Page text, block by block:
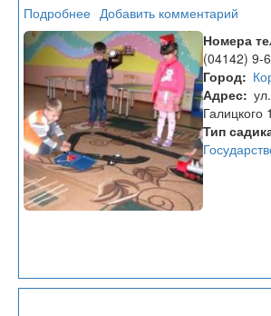
Подробнее
Центр
развития
ребенка
№18
Добавить комментарий
Номера
(04142) 9-
Город
Адрес
Галицкого 1
Тип